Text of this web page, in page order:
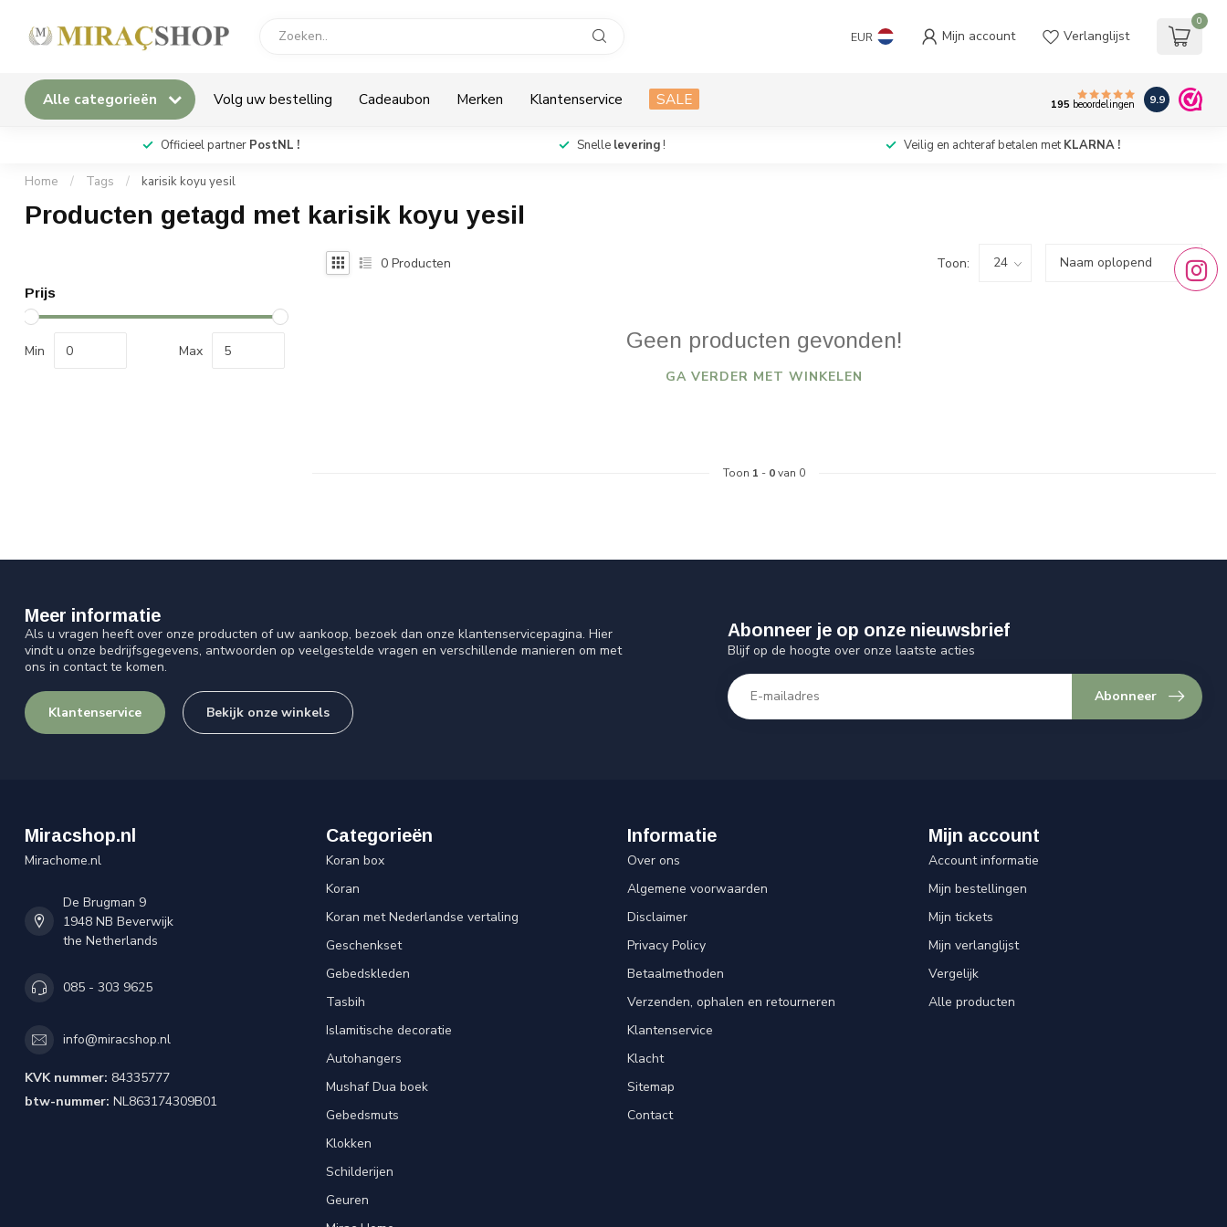
EUR Mijn account Verlanglijst
0
Alle categorieën Volg uw bestelling Cadeaubon Merken Klantenservice SALE 195 beoordelingen 9.9
Officieel partner PostNL ! Snelle levering! Veilig en achteraf betalen met KLARNA !
Home / Tags / karisik koyu yesil
Producten getagd met karisik koyu yesil
Prijs
Min Max
0 Producten Toon:
Geen producten gevonden!
GA VERDER MET WINKELEN
Toon 1 - 0van 0
Meer informatie
Als u vragen heeft over onze producten of uw aankoop, bezoek dan onze klantenservicepagina. Hier
vindt u onze bedrijfsgegevens, antwoorden op veelgestelde vragen en verschillende manieren om met
ons in contact te komen.
Klantenservice Bekijk onze winkels
Abonneer je op onze nieuwsbrief
Blijf op de hoogte over onze laatste acties
Abonneer
Miracshop.nl
Mirachome.nl
De Brugman 9
1948 NB Beverwijk
the Netherlands
085 - 303 9625
info@miracshop.nl
KVK nummer: 84335777
btw-nummer: NL863174309B01
Categorieën
Koran box
Koran
Koran met Nederlandse vertaling
Geschenkset
Gebedskleden
Tasbih
Islamitische decoratie
Autohangers
Mushaf Dua boek
Gebedsmuts
Klokken
Schilderijen
Geuren
Informatie
Over ons
Algemene voorwaarden
Disclaimer
Privacy Policy
Betaalmethoden
Verzenden, ophalen en retourneren
Klantenservice
Klacht
Sitemap
Contact
Mijn account
Account informatie
Mijn bestellingen
Mijn tickets
Mijn verlanglijst
Vergelijk
Alle producten